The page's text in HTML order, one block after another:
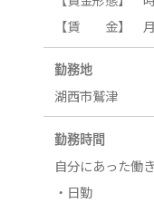
【賃 金】 月
勤務地
湖西市鷲津
勤務時間
自分にあった働
・日勤